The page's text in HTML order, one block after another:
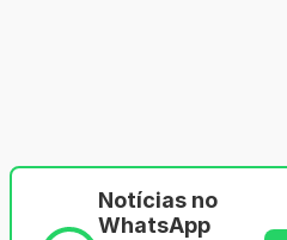
Notícias no
WhatsApp